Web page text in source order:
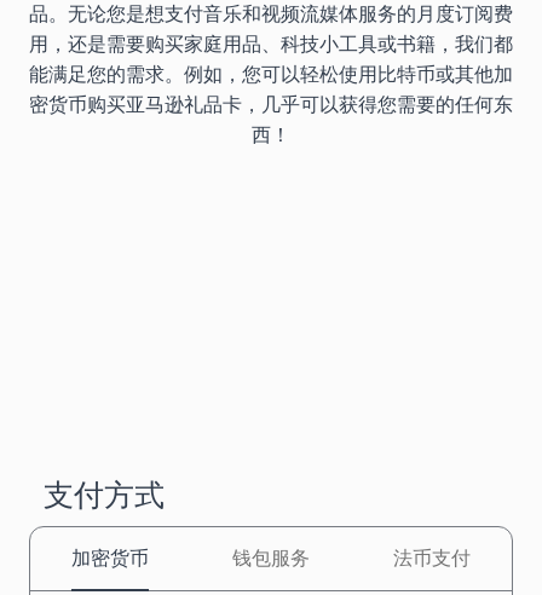
品。无论您是想支付音乐和视频流媒体服务的月度订阅费
用，还是需要购买家庭用品、科技小工具或书籍，我们都
能满足您的需求。例如，您可以轻松使用比特币或其他加
密货币购买亚马逊礼品卡，几乎可以获得您需要的任何东
西！
支付方式
加密货币 钱包服务 法币支付